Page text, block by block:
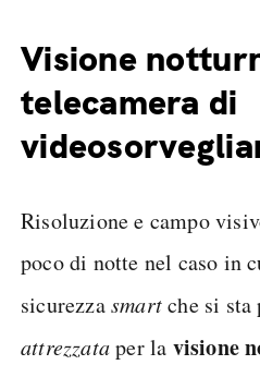
Visione
telecamera di
Risoluzione e campo
poco di notte nel caso in
sicurezzasmartche si sta
attrezzataper la visione